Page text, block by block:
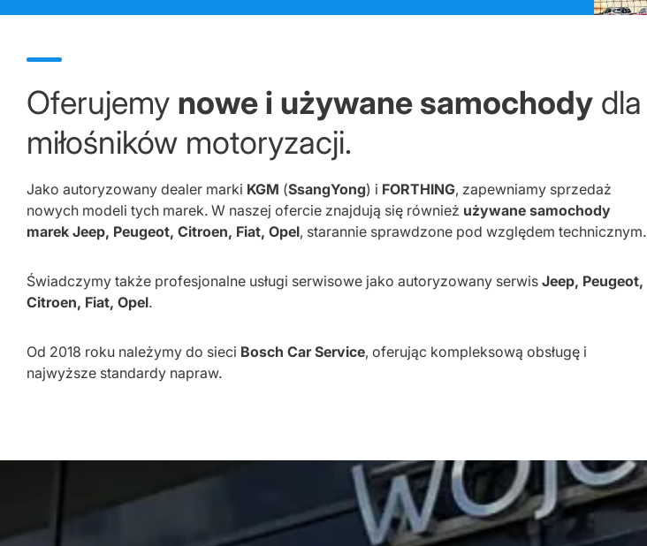
Oferujemy nowe i używane samochody dla
miłośników motoryzacji.
Jako autoryzowany dealer marki KGM (SsangYong) i FORTHING, zapewniamy sprzedaż
nowych modeli tych marek. W naszej ofercie znajdują się również używane samochody
marek Jeep, Peugeot, Citroen, Fiat, Opel, starannie sprawdzone pod względem technicznym.
Świadczymy także profesjonalne usługi serwisowe jako autoryzowany serwis Jeep, Peugeot,
Citroen, Fiat, Opel.
Od 2018 roku należymy do sieci Bosch Car Service, oferując kompleksową obsługę i
najwyższe standardy napraw.